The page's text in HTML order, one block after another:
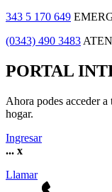
343 5 170 649
(0343) 490 3483
PORTAL
Ahora podes acceder
hogar.
Ingresar
... x
Llamar